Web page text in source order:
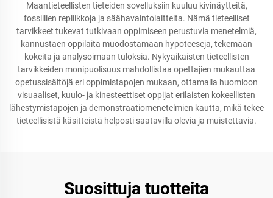
Maantieteellisten tieteiden sovelluksiin kuuluu kivinäytteitä,
fossiilien repliikkoja ja säähavaintolaitteita. Nämä tieteelliset
tarvikkeet tukevat tutkivaan oppimiseen perustuvia menetelmiä,
kannustaen oppilaita muodostamaan hypoteeseja, tekemään
kokeita ja analysoimaan tuloksia. Nykyaikaisten tieteellisten
tarvikkeiden monipuolisuus mahdollistaa opettajien mukauttaa
opetussisältöjä eri oppimistapojen mukaan, ottamalla huomioon
visuaaliset, kuulo- ja kinesteettiset oppijat erilaisten kokeellisten
lähestymistapojen ja demonstraatiomenetelmien kautta, mikä tekee
tieteellisistä käsitteistä helposti saatavilla olevia ja muistettavia.
Suosittuja tuotteita